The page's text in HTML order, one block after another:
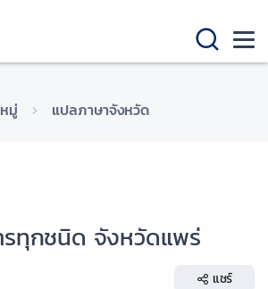
มู่ แปลภาษาจังหวัด
รทุกชนิด จังหวัดแพร่
แชร์